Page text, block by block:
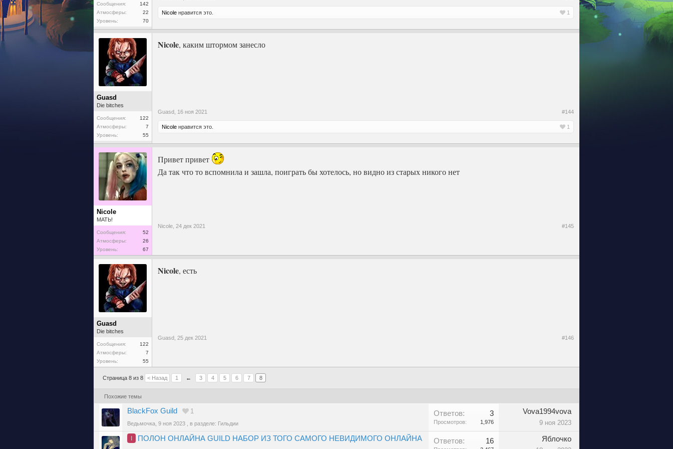
Сообщения:
142
Атмосферы:
22
Уровень:
70
Nicole нравится это. 1
Guasd
Die bitches
Сообщения:
122
Атмосферы:
7
Уровень:
55
Nicole, каким штормом занесло
Guasd, 16 ноя 2021 #144
Nicole нравится это. 1
Nicole
МАТЬ!
Сообщения:
52
Атмосферы:
26
Уровень:
67
Привет привет
Да так что то вспомнила и зашла, поиграть бы хотелось, но видно из старых никого нет
Nicole, 24 дек 2021 #145
Guasd
Die bitches
Сообщения:
122
Атмосферы:
7
Уровень:
55
Nicole, есть
Guasd, 25 дек 2021 #146
Страница 8 из 8 < Назад 1 ← 3 4 5 6 7 8
Похожие темы
BlackFox Guild 1
Ведьмочка 9 ноя 2023 , в разделе: Гильдии
Ответов: 3
Просмотров: 1,976
Vova1994vova
9 ноя 2023
ПОЛОН ОНЛАЙНА GUILD НАБОР ИЗ ТОГО САМОГО НЕВИДИМОГО ОНЛАЙНА Ответов: 16 Яблочко